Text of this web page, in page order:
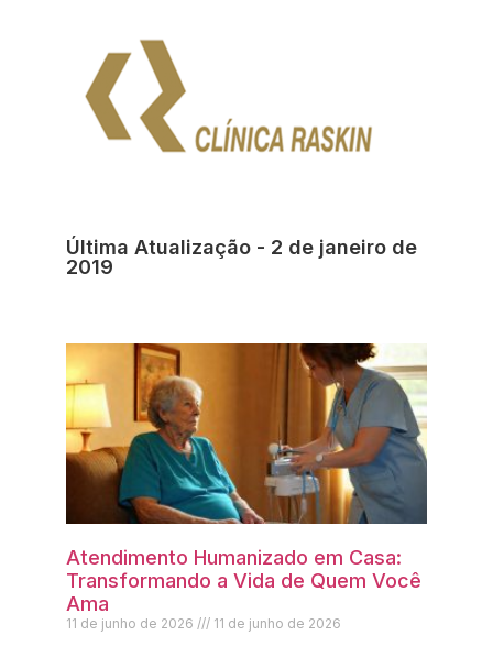
Última Atualização - 2 de janeiro de
2019
Atendimento Humanizado em Casa:
Transformando a Vida de Quem Você
Ama
11 de junho de 2026 11 de junho de 2026